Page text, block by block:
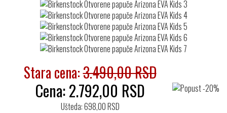
Stara cena:3.490,00 RSD
Cena:2.792,00 RSD
Ušteda: 698,00 RSD